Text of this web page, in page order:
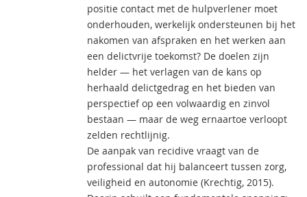
positie contact met de hulpverlener moet
onderhouden, werkelijk ondersteunen bij het
nakomen van afspraken en het werken aan
een delictvrije toekomst? De doelen zijn
helder — het verlagen van de kans op
herhaald delictgedrag en het bieden van
perspectief op een volwaardig en zinvol
bestaan — maar de weg ernaartoe verloopt
zelden rechtlijnig.
De aanpak van recidive vraagt van de
professional dat hij balanceert tussen zorg,
veiligheid en autonomie (Krechtig, 2015).